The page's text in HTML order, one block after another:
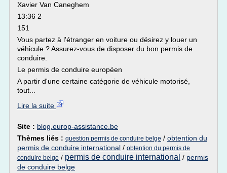
Xavier Van Caneghem
13:36 2
151
Vous partez à l'étranger en voiture ou désirez y louer un
véhicule ? Assurez-vous de disposer du bon permis de
conduire.
Le permis de conduire européen
A partir d'une certaine catégorie de véhicule motorisé,
tout...
Lire la suite
Site : blog.europ-assistance.be
Thèmes liés : question permis de conduire belge / obtention du
permis de conduire international / obtention du permis de
conduire belge / permis de conduire international / permis
de conduire belge